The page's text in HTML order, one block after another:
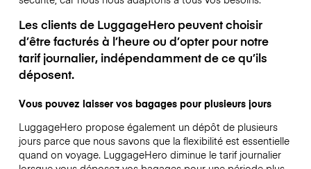
Les clients de LuggageHero peuvent choisir
d’être facturés à l’heure ou d’opter pour notre
tarif journalier, indépendamment de ce qu’ils
déposent.
Vous pouvez laisser vos bagages pour plusieurs jours
LuggageHero propose également un dépôt de plusieurs
jours parce que nous savons que la flexibilité est essentielle
quand on voyage. LuggageHero diminue le tarif journalier